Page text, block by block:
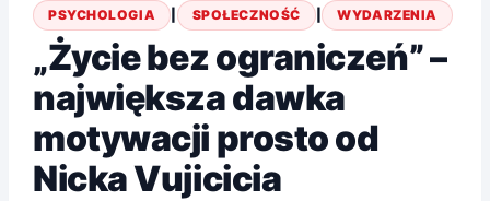
PSYCHOLOGIA SPOŁECZNOŚĆ | WYDARZENIA
„Życie bez ograniczeń” –
największa dawka
motywacji prosto od
Nicka Vujicicia